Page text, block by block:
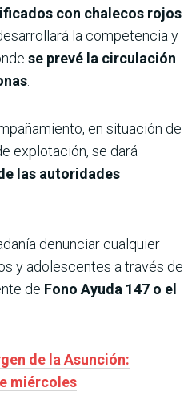
con chalecos rojos
la competencia y
se prevé la circulación
en situación de
explotación, se dará
las autoridades
denunciar cualquier
y adolescentes a través de
de Fono Ayuda 147 o el
de la Asunción:
miércoles